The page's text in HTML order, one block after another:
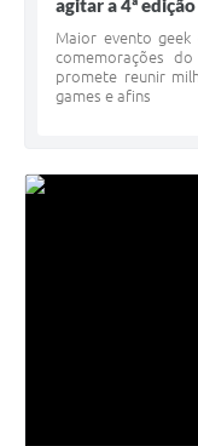
agitar a 4ª
Maior evento
comemorações
promete reunir
games e afins